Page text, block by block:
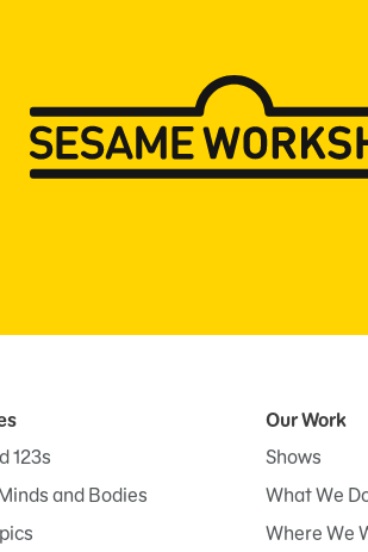
123s
and Bodies
Our Work
Shows
What We
Where We